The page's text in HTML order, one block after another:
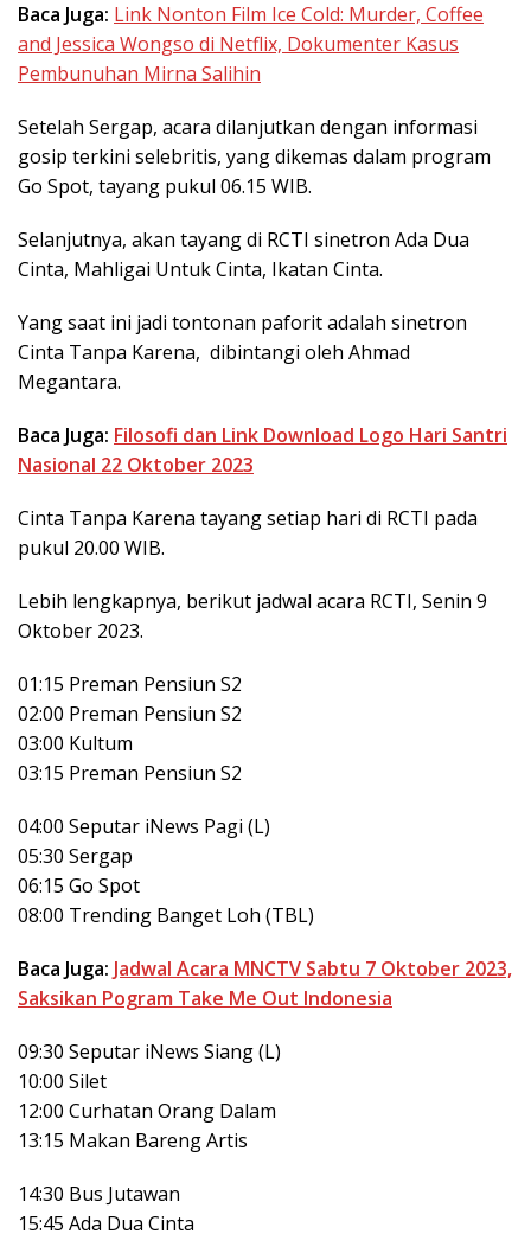
Baca Juga: Link Nonton Film Ice Cold: Murder, Coffee
and Jessica Wongso di Netflix, Dokumenter Kasus
Pembunuhan Mirna Salihin
Setelah Sergap, acara dilanjutkan dengan informasi
gosip terkini selebritis, yang dikemas dalam program
Go Spot, tayang pukul 06.15 WIB.
Selanjutnya, akan tayang di RCTI sinetron Ada Dua
Cinta, Mahligai Untuk Cinta, Ikatan Cinta.
Yang saat ini jadi tontonan paforit adalah sinetron
Cinta Tanpa Karena, dibintangi oleh Ahmad
Megantara.
Baca Juga: Filosofi dan Link Download Logo Hari Santri
Nasional 22 Oktober 2023
Cinta Tanpa Karena tayang setiap hari di RCTI pada
pukul 20.00 WIB.
Lebih lengkapnya, berikut jadwal acara RCTI, Senin 9
Oktober 2023.
01:15 Preman Pensiun S2
02:00 Preman Pensiun S2
03:00 Kultum
03:15 Preman Pensiun S2
04:00 Seputar iNews Pagi (L)
05:30 Sergap
06:15 Go Spot
08:00 Trending Banget Loh (TBL)
Baca Juga: Jadwal Acara MNCTV Sabtu 7 Oktober 2023,
Saksikan Pogram Take Me Out Indonesia
09:30 Seputar iNews Siang (L)
10:00 Silet
12:00 Curhatan Orang Dalam
13:15 Makan Bareng Artis
14:30 Bus Jutawan
15:45 Ada Dua Cinta